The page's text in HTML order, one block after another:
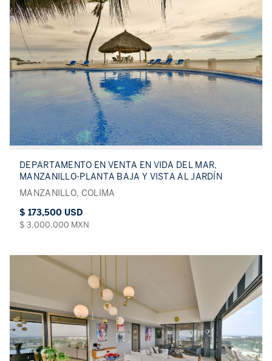
DEPARTAMENTO EN VENTA EN VIDA DEL MAR,
MANZANILLO-PLANTA BAJA Y VISTA AL JARDÍN
MANZANILLO, COLIMA
$ 173,500 USD
$ 3,000,000 MXN